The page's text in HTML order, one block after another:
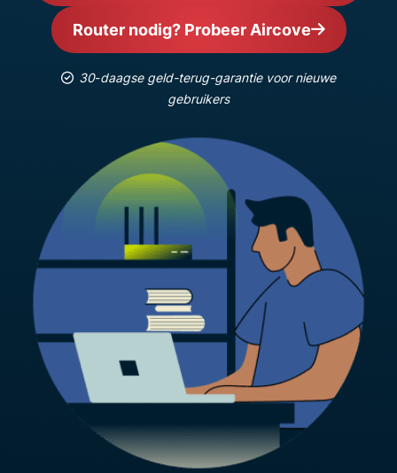
Router nodig? Probeer Aircove
30-daagse geld-terug-garantie voor nieuwe
gebruikers